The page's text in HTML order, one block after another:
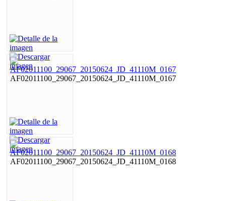
AF02011100_29067_20150624_JD_41110M_0167
AF02011100_29067_20150624_JD_41110M_0168